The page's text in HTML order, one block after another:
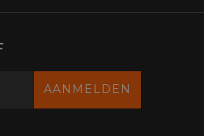
AANMELDEN